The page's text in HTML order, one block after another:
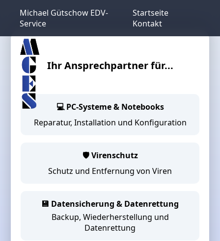
Michael Gütschow EDV-
Service
Startseite
Kontakt
Ihr Ansprechpartner für...
💻PC-Systeme & Notebooks
Reparatur, Installation und Konfiguration
🛡️Virenschutz
Schutz und Entfernung von Viren
💾 Datensicherung & Datenrettung
Backup, Wiederherstellung und
Datenrettung